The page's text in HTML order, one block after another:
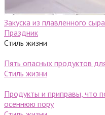
Закуска из плавленного
Праздник
Стиль жизни
Пять опасных продуктов
Стиль жизни
Продукты и приправы, что
осеннюю пору